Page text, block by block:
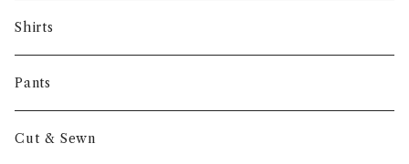
NORIEI
Other
Shirts
Pants
Cut & Sewn